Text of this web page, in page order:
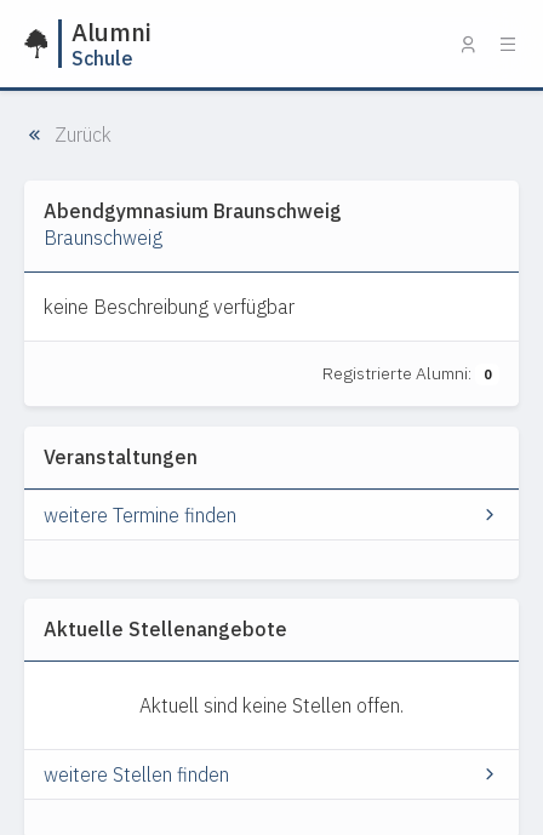
Alumni
Schule
Zurück
Abendgymnasium Braunschweig
Braunschweig
keine Beschreibung verfügbar
Registrierte Alumni: 0
Veranstaltungen
weitere Termine finden
Aktuelle Stellenangebote
Aktuell sind keine Stellen offen.
weitere Stellen finden